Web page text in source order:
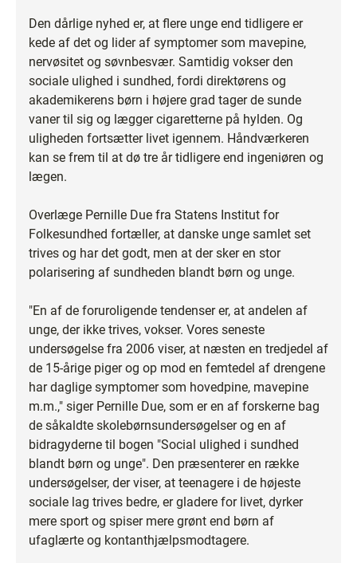
Den dårlige nyhed er, at flere unge end tidligere er
kede af det og lider af symptomer som mavepine,
nervøsitet og søvnbesvær. Samtidig vokser den
sociale ulighed i sundhed, fordi direktørens og
akademikerens børn i højere grad tager de sunde
vaner til sig og lægger cigaretterne på hylden. Og
uligheden fortsætter livet igennem. Håndværkeren
kan se frem til at dø tre år tidligere end ingeniøren og
lægen.
Overlæge Pernille Due fra Statens Institut for
Folkesundhed fortæller, at danske unge samlet set
trives og har det godt, men at der sker en stor
polarisering af sundheden blandt børn og unge.
"En af de foruroligende tendenser er, at andelen af
unge, der ikke trives, vokser. Vores seneste
undersøgelse fra 2006 viser, at næsten en tredjedel af
de 15-årige piger og op mod en femtedel af drengene
har daglige symptomer som hovedpine, mavepine
m.m.," siger Pernille Due, som er en af forskerne bag
de såkaldte skolebørnsundersøgelser og en af
bidragyderne til bogen "Social ulighed i sundhed
blandt børn og unge". Den præsenterer en række
undersøgelser, der viser, at teenagere i de højeste
sociale lag trives bedre, er gladere for livet, dyrker
mere sport og spiser mere grønt end børn af
ufaglærte og kontanthjælpsmodtagere.